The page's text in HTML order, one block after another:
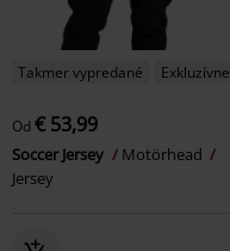
Takmer vypredané Exkluzívne
Od € 53,99
Soccer Jersey
Motörhead
Jersey